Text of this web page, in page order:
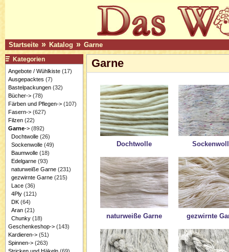
Startseite » Katalog » Garne
Garne
Dochtwolle
naturweiße Garne gezwirnte
Kategorien
Angebote / Wühlkiste(17)
Ausgepacktes (7)
Bastelpackungen(32)
Bücher->(78)
Färben und Pflegen->(107)
Fasern->(627)
Filzen(22)
Garne->(892)
Dochtwolle(26)
Sockenwolle(49)
Baumwolle(18)
Edelgarne(93)
naturweiße Garne(231)
gezwirnte Garne(215)
Lace(36)
4Ply(121)
DK(64)
Aran(21)
Chunky(18)
Geschenkeshop->(143)
Kardieren->(51)
Spinnen->(263)
Stricken und Häkeln(69)